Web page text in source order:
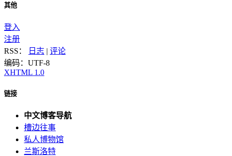
其他
登入
注册
RSS：
日志 | 评论
编码：UTF-8
XHTML 1.0
链接
中文博客导航
槽边往事
私人博物馆
兰斯洛特